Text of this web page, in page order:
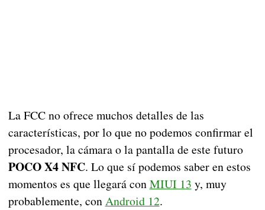
La FCC no ofrece muchos detalles de las
características, por lo que no podemos confirmar el
procesador, la cámara o la pantalla de este futuro
POCO X4 NFC. Lo que sí podemos saber en estos
momentos es que llegará conMIUI 13 y, muy
probablemente, conAndroid 12.